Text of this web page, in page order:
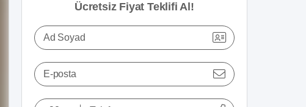
Ücretsiz Fiyat Teklifi Al!
Ad Soyad
E-posta